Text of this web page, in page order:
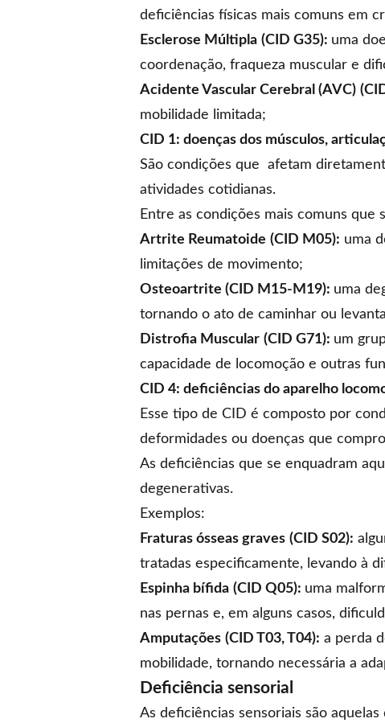
deficiências físicas mais comuns em
Esclerose Múltipla (CID G35): uma
coordenação, fraqueza muscular e
Acidente Vascular Cerebral (AVC)
mobilidade limitada;
CID 1: doenças dos músculos,
São condições que afetam
atividades cotidianas.
Entre as condições mais comuns que
Artrite Reumatoide (CID M05): uma
limitações de movimento;
Osteoartrite (CID M15-M19): uma
tornando o ato de caminhar ou
Distrofia Muscular (CID G71): um
capacidade de locomoção e outras
CID 4: deficiências do aparelho
Esse tipo de CID é composto por
deformidades ou doenças que
As deficiências que se enquadram
degenerativas.
Exemplos:
Fraturas ósseas graves (CID S02):
tratadas especificamente, levando à
Espinha bífida (CID Q05): uma
nas pernas e, em alguns casos,
Amputações (CID T03, T04): a perda
mobilidade, tornando necessária a
Deficiência sensorial
As deficiências sensoriais são